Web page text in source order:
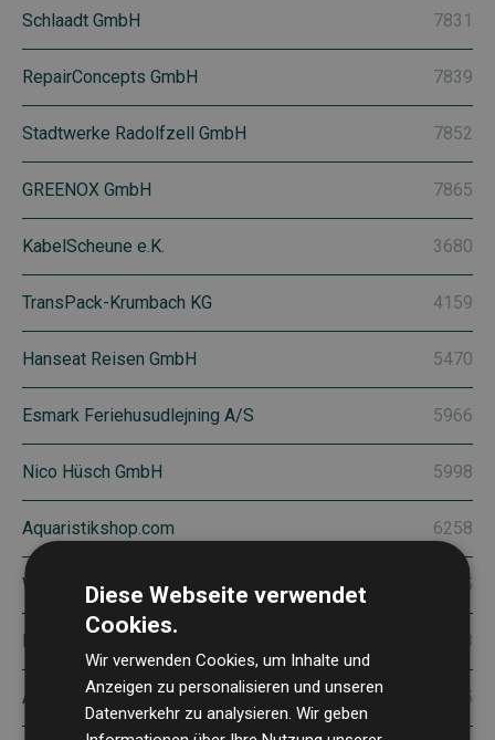
Schlaadt GmbH 7831
RepairConcepts GmbH 7839
Stadtwerke Radolfzell GmbH 7852
GREENOX GmbH 7865
KabelScheune e.K. 3680
TransPack-Krumbach KG 4159
Hanseat Reisen GmbH 5470
Esmark Feriehusudlejning A/S 5966
Nico Hüsch GmbH 5998
Aquaristikshop.com 6258
WSB Battery Technology GmbH 6335
7548
Alexanderplatz Hamburg GmbH 7645
Diese Webseite verwendet
Cookies.
Wir verwenden Cookies, um Inhalte und
Anzeigen zu personalisieren und unseren
Datenverkehr zu analysieren. Wir geben